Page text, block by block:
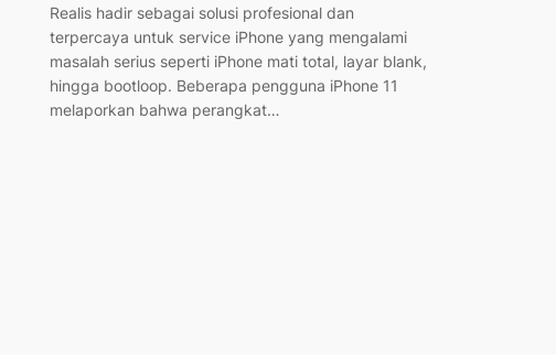
Realis hadir sebagai solusi profesional dan
terpercaya untuk service iPhone yang mengalami
masalah serius seperti iPhone mati total, layar blank,
hingga bootloop. Beberapa pengguna iPhone 11
melaporkan bahwa perangkat…